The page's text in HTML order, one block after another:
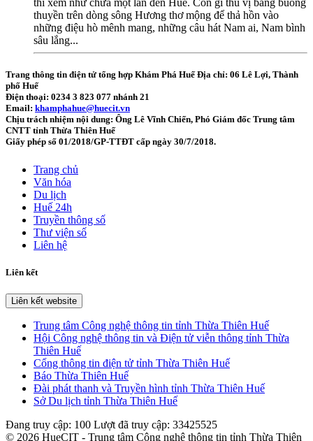
thì xem như chưa một lần đến Huế. Còn gì thú vị bằng buông
thuyền trên dòng sông Hương thơ mộng để thả hồn vào
những điệu hò mênh mang, những câu hát Nam ai, Nam bình
sâu lắng...
Trang thông tin điện tử tổng hợp Khám Phá Huế Địa chỉ: 06 Lê Lợi, Thành
phố Huế
Điện thoại: 0234 3 823 077 nhánh 21
Email: khamphahue@huecit.vn
Chịu trách nhiệm nội dung: Ông Lê Vĩnh Chiến, Phó Giám đốc Trung tâm
CNTT tỉnh Thừa Thiên Huế
Giấy phép số 01/2018/GP-TTĐT cấp ngày 30/7/2018.
Trang chủ
Văn hóa
Du lịch
Huế 24h
Truyền thông số
Thư viện số
Liên hệ
Liên kết
Liên kết website
Trung tâm Công nghệ thông tin tỉnh Thừa Thiên Huế
Hội Công nghệ thông tin và Điện tử viễn thông tỉnh Thừa
Thiên Huế
Cổng thông tin điện tử tỉnh Thừa Thiên Huế
Báo Thừa Thiên Huế
Đài phát thanh và Truyền hình tỉnh Thừa Thiên Huế
Sở Du lịch tỉnh Thừa Thiên Huế
Đang truy cập: 100 Lượt đã truy cập: 33425525
© 2026 HueCIT - Trung tâm Công nghệ thông tin tỉnh Thừa Thiên